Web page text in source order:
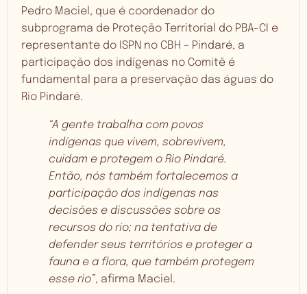
Pedro Maciel, que é coordenador do
subprograma de Proteção Territorial do PBA-CI e
representante do ISPN no CBH – Pindaré, a
participação dos indígenas no Comitê é
fundamental para a preservação das águas do
Rio Pindaré.
“A gente trabalha com povos
indígenas que vivem, sobrevivem,
cuidam e protegem o Rio Pindaré.
Então, nós também fortalecemos a
participação dos indígenas nas
decisões e discussões sobre os
recursos do rio; na tentativa de
defender seus territórios e proteger a
fauna e a flora, que também protegem
esse rio”, afirma Maciel.